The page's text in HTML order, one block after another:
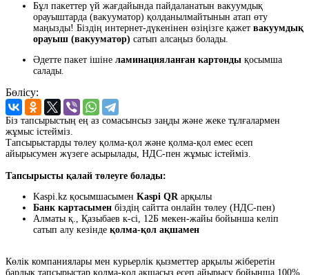
Бұл пакеттер үй жағдайында пайдаланатын вакуумдық
орауыштарда (вакууматор) қолданылмайтынын атап өту
маңызды! Біздің интернет-дүкенінен өзіңізге қажет вакуумдық
орауыш (вакууматор) сатып алсаңыз болады.
Әдетте пакет ішіне ламинацияланған картонды қосымша
салады.
Бөлісу:
Біз тапсырыстың ең аз сомасынсыз заңды және жеке тұлғалармен
жұмыс істейміз.
Тапсырыстарды төлеу қолма-қол және қолма-қол емес есеп
айырысумен жүзеге асырылады, НДС-пен жұмыс істейміз.
Тапсырысты қалай төлеуге болады:
Kaspi.kz қосымшасымен Kaspi QRарқылы
Банк картасымен біздің сайтта онлайн төлеу (НДС-пен)
Алматы қ., Қазыбаев к-сі, 12Б мекен-жайы бойынша келіп
сатып алу кезінде қолма-қол ақшамен
Көлік компаниялары мен курьерлік қызметтер арқылы жіберетін
барлық тапсырыстар қолма-қол ақшасыз есеп айырысу бойынша 100%